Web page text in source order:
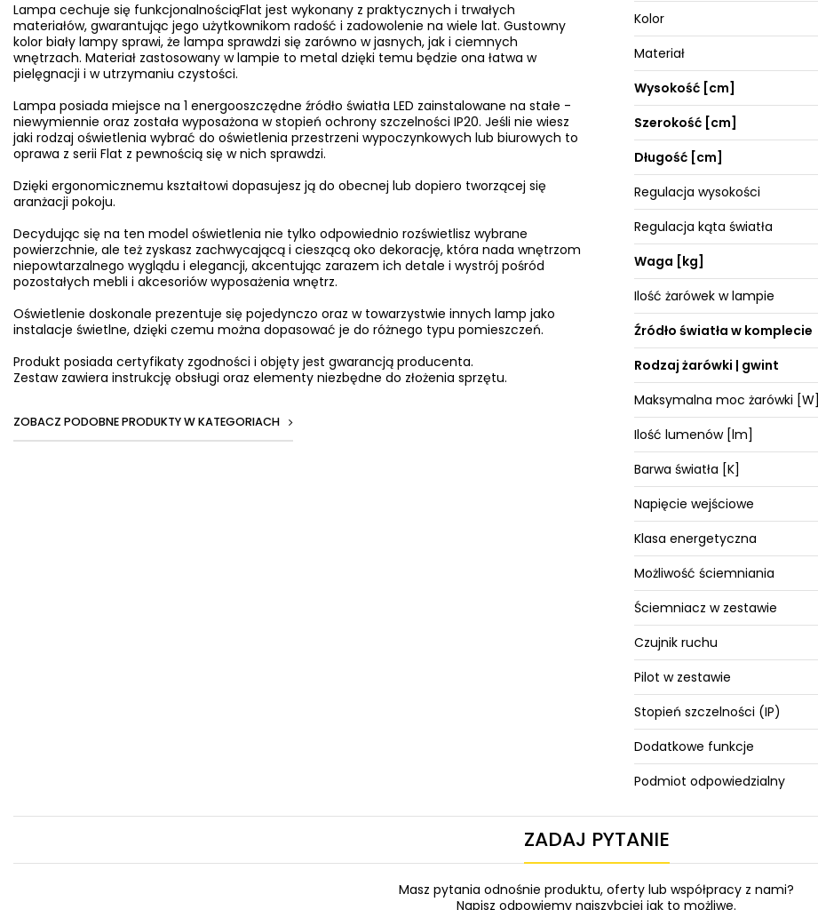
Lampa cechuje się funkcjonalnościąFlat jest wykonany z praktycznych i trwałych
materiałów, gwarantując jego użytkownikom radość i zadowolenie na wiele lat. Gustowny
kolor biały lampy sprawi, że lampa sprawdzi się zarówno w jasnych, jak i ciemnych
wnętrzach. Materiał zastosowany w lampie to metal dzięki temu będzie ona łatwa w
pielęgnacji i w utrzymaniu czystości.
Lampa posiada miejsce na 1 energooszczędne źródło światła LED zainstalowane na stałe -
niewymiennie oraz została wyposażona w stopień ochrony szczelności IP20. Jeśli nie wiesz
jaki rodzaj oświetlenia wybrać do oświetlenia przestrzeni wypoczynkowych lub biurowych to
oprawa z serii Flat z pewnością się w nich sprawdzi.
Dzięki ergonomicznemu kształtowi dopasujesz ją do obecnej lub dopiero tworzącej się
aranżacji pokoju.
Decydując się na ten model oświetlenia nie tylko odpowiednio rozświetlisz wybrane
powierzchnie, ale też zyskasz zachwycającą i cieszącą oko dekorację, która nada wnętrzom
niepowtarzalnego wyglądu i elegancji, akcentując zarazem ich detale i wystrój pośród
pozostałych mebli i akcesoriów wyposażenia wnętrz.
Oświetlenie doskonale prezentuje się pojedynczo oraz w towarzystwie innych lamp jako
instalacje świetlne, dzięki czemu można dopasować je do różnego typu pomieszczeń.
Produkt posiada certyfikaty zgodności i objęty jest gwarancją producenta.
Zestaw zawiera instrukcję obsługi oraz elementy niezbędne do złożenia sprzętu.
ZOBACZ PODOBNE PRODUKTY W KATEGORIACH
Kolor
Materiał
Wysokość [cm]
Szerokość [cm]
Długość [cm]
Regulacja wysokości
Regulacja kąta światła
Waga [kg]
Ilość żarówek w lampie
Źródło światła w komplecie
Rodzaj żarówki | gwint
Maksymalna moc żarówki [W]
Ilość lumenów [lm]
Barwa światła [K]
Napięcie wejściowe
Klasa energetyczna
Możliwość ściemniania
Ściemniacz w zestawie
Czujnik ruchu
Pilot w zestawie
Stopień szczelności (IP)
Dodatkowe funkcje
Podmiot odpowiedzialny
ZADAJ PYTANIE
Masz pytania odnośnie produktu, oferty lub współpracy z nami?
Napisz odpowiemy najszybciej jak to możliwe.